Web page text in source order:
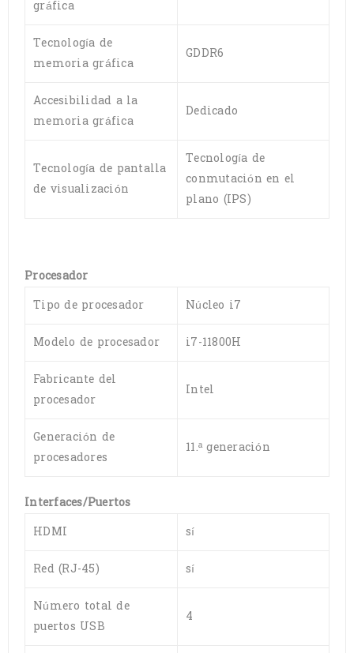
gráfica
Tecnología de
memoria gráfica
GDDR6
Accesibilidad a la
memoria gráfica
Dedicado
Tecnología de pantalla
de visualización
Tecnología de
conmutación en el
plano (IPS)
Procesador
Tipo de procesador
Núcleo i7
Modelo de procesador
i7-11800H
Fabricante del
procesador
Intel
Generación de
procesadores
11.ª generación
Interfaces/Puertos
HDMI
sí
Red (RJ-45)
sí
Número total de
puertos USB
4